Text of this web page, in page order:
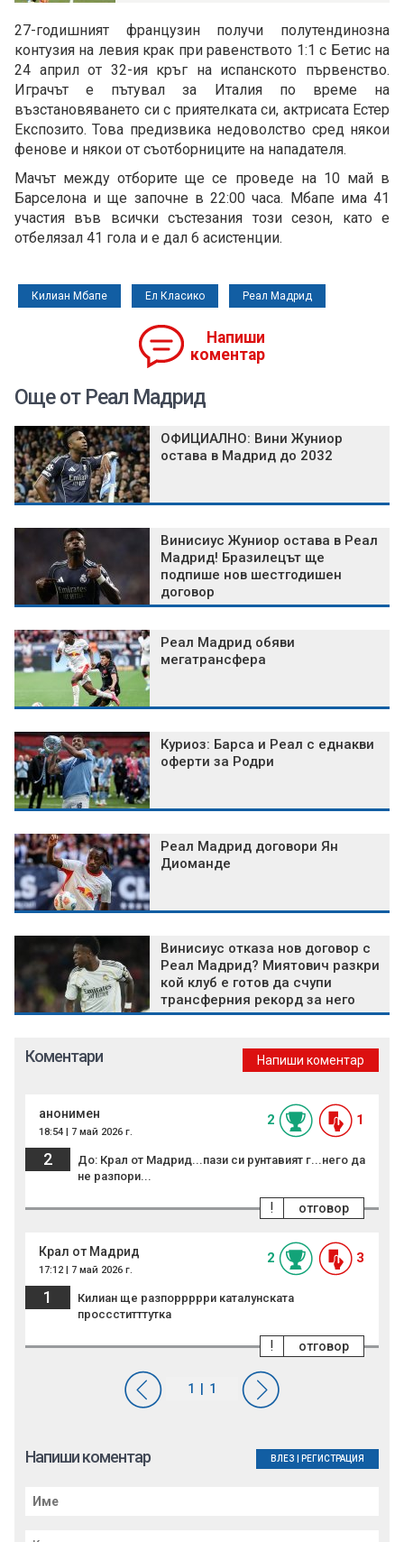
27-годишният французин получи полутендинозна
контузия на левия крак при равенството 1:1 с Бетис на
24 април от 32-ия кръг на испанското първенство.
Играчът е пътувал за Италия по време на
възстановяването си с приятелката си, актрисата Естер
Експозито. Това предизвика недоволство сред някои
фенове и някои от съотборниците на нападателя.
Мачът между отборите ще се проведе на 10 май в
Барселона и ще започне в 22:00 часа. Мбапе има 41
участия във всички състезания този сезон, като е
отбелязал 41 гола и е дал 6 асистенции.
Килиан Мбапе Ел Класико Реал Мадрид
Напиши
коментар
Още от Реал Мадрид
ОФИЦИАЛНО: Вини Жуниор
остава в Мадрид до 2032
Винисиус Жуниор остава в Реал
Мадрид! Бразилецът ще
подпише нов шестгодишен
договор
Реал Мадрид обяви
мегатрансфера
Куриоз: Барса и Реал с еднакви
оферти за Родри
Реал Мадрид договори Ян
Диоманде
Винисиус отказа нов договор с
Реал Мадрид? Миятович разкри
кой клуб е готов да счупи
трансферния рекорд за него
Коментари Напиши коментар
анонимен
18:54 | 7 май 2026 г.
2 1
2
До: Крал от Мадрид...пази си рунтавият г...него да
не разпори...
отговор
!
Крал от Мадрид
17:12 | 7 май 2026 г.
2 3
1
Килиан ще разпоррррри каталунската
проссститттутка
отговор
!
Напиши коментар ВЛЕЗ РЕГИСТРАЦИЯ